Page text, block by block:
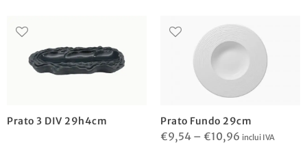
Prato 3 DIV 29h4cm Prato Fundo 29cm
€9,54 – €10,96 Price
inclui IVA